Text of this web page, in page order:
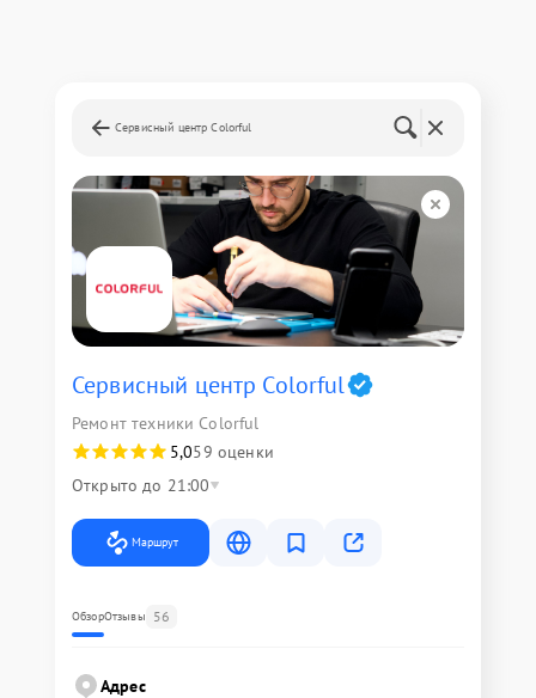
Сервисный центр Colorful
Сервисный центр Colorful
Ремонт техники Colorful
5,059 оценки
Открыто до 21:00
Маршрут
ОбзорОтзывы 56
Адрес